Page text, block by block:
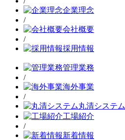
企業理念
/
会社概要
/
採用情報
管理業務
/
海外事業
/
丸清システム
工場紹介
/
新着情報